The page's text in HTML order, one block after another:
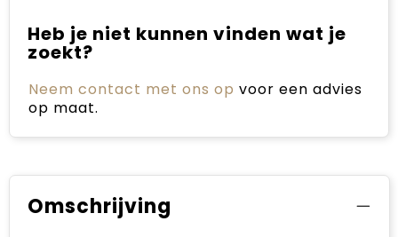
Heb je niet kunnen vinden wat je
zoekt?
Neem contact met ons op voor een advies
op maat.
Omschrijving